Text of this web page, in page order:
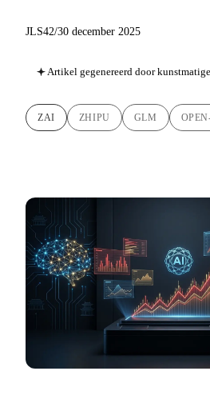
JLS42/30 december 2025
Artikel gegenereerd door
ZAI ZHIPU GLM